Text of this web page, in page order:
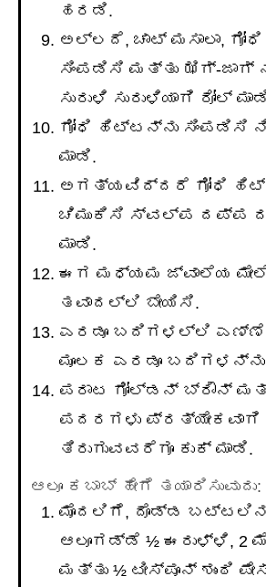
ಹರಡಿ.
ಅಲ್ಲದೆ, ಚಾಟ್ ಮಸಾಲಾ,
ಸಿಂಪಡಿಸಿ ಮತ್ತು ಝಿಗ್-ಜಾಗ್
ಸುರುಳಿ ಸುರುಳಿಯಾಗಿ ರೋಲ್
ಗೋಧಿ ಹಿಟ್ಟನ್ನು ಸಿಂಪಡಿಸಿ
ಮಾಡಿ.
ಅಗತ್ಯವಿದ್ದರೆ ಗೋಧಿ
ಚಿಮುಕಿಸಿ ಸ್ವಲ್ಪ ದಪ್ಪ
ಮಾಡಿ.
ಈಗ ಮಧ್ಯಮ ಜ್ವಾಲೆಯ
ತವಾದಲ್ಲಿ ಬೇಯಿಸಿ.
ಎರಡೂ ಬದಿಗಳಲ್ಲಿ ಎಣ್ಣೆ
ಮೂಲಕ ಎರಡೂ ಬದಿಗಳನ್ನು
ಪರಾಟ ಗೋಲ್ಡನ್ ಬ್ರೌನ್
ಪದರಗಳು ಪ್ರತ್ಯೇಕವಾಗಿ
ತಿರುಗುವವರೆಗೂ ಕುಕ್ ಮಾಡಿ.
ಆಲೂ ಕಬಾಬ್ ಹೇಗೆ ತಯಾರಿಸುವುದು:
ಮೊದಲಿಗೆ, ದೊಡ್ಡ
ಆಲೂಗಡ್ಡೆ ½ ಈರುಳ್ಳಿ, 2
ಮತ್ತು ½ ಟೀಸ್ಪೂನ್ ಶುಂಠಿ